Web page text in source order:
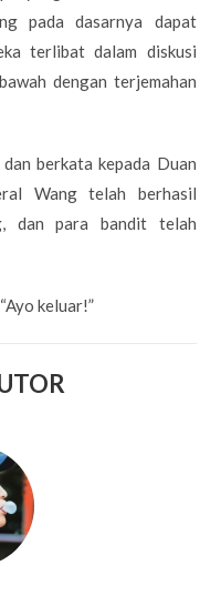
pada dasarnya dapat
terlibat dalam diskusi
dengan terjemahan
berkata kepada Duan
Wang telah berhasil
dan para bandit telah
keluar!”